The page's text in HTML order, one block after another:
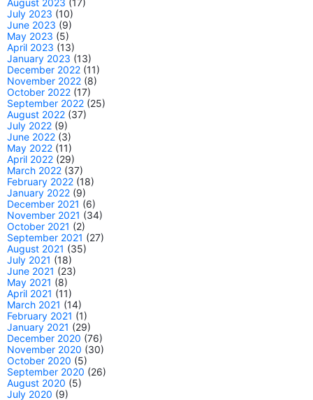
August 2023 (17)
July 2023 (10)
June 2023 (9)
May 2023 (5)
April 2023 (13)
January 2023 (13)
December 2022 (11)
November 2022 (8)
October 2022 (17)
September 2022 (25)
August 2022 (37)
July 2022 (9)
June 2022 (3)
May 2022 (11)
April 2022 (29)
March 2022 (37)
February 2022 (18)
January 2022 (9)
December 2021 (6)
November 2021 (34)
October 2021 (2)
September 2021 (27)
August 2021 (35)
July 2021 (18)
June 2021 (23)
May 2021 (8)
April 2021 (11)
March 2021 (14)
February 2021 (1)
January 2021 (29)
December 2020 (76)
November 2020 (30)
October 2020 (5)
September 2020 (26)
August 2020 (5)
July 2020 (9)